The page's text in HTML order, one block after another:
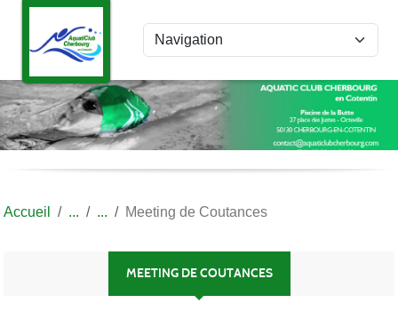
Accueil Meeting de Coutances
MEETING DE COUTANCES
Panneau de gestion des cookies